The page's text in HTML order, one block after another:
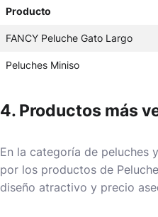
Producto
FANCY Peluche Gato Largo
Peluches Miniso
4. Productos más
En la categoría de peluches
por los productos de
diseño atractivo y precio